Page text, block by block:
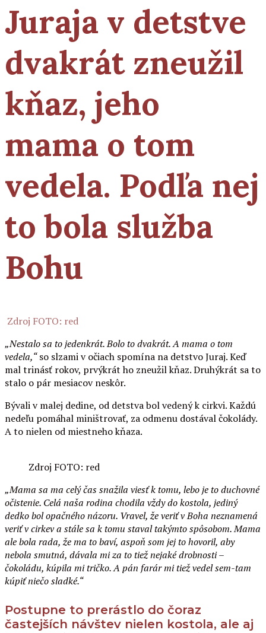
Juraja v detstve
dvakrát zneužil
kňaz, jeho
mama o tom
vedela. Podľa nej
to bola služba
Bohu
Zdroj FOTO: red
„Nestalo sa to jedenkrát. Bolo to dvakrát. A mama o tom
vedela,“ so slzami v očiach spomína na detstvo Juraj. Keď
mal trinásť rokov, prvýkrát ho zneužil kňaz. Druhýkrát sa to
stalo o pár mesiacov neskôr.
Bývali v malej dedine, od detstva bol vedený k cirkvi. Každú
nedeľu pomáhal miništrovať, za odmenu dostával čokolády.
A to nielen od miestneho kňaza.
Zdroj FOTO: red
„Mama sa ma celý čas snažila viesť k tomu, lebo je to duchovné
očistenie. Celá naša rodina chodila vždy do kostola, jediný
dedko bol opačného názoru. Vravel, že veriť v Boha neznamená
veriť v cirkev a stále sa k tomu staval takýmto spôsobom. Mama
ale bola rada, že ma to baví, aspoň som jej to hovoril, aby
nebola smutná, dávala mi za to tiež nejaké drobnosti –
čokoládu, kúpila mi tričko. A pán farár mi tiež vedel sem-tam
kúpiť niečo sladké.“
Postupne to prerástlo do čoraz
častejších návštev nielen kostola, ale aj